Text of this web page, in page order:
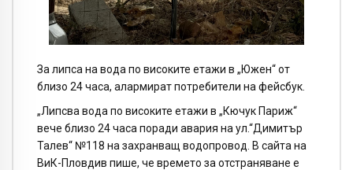
За липса на вода по високите етажи в „Южен“ от
близо 24 часа, алармират потребители на фейсбук.
„Липсва вода по високите етажи в „Кючук Париж“
вече близо 24 часа поради авария на ул.“Димитър
Талев“ №118 на захранващ водопровод. В сайта на
ВиК-Пловдив пише, че времето за отстраняване е